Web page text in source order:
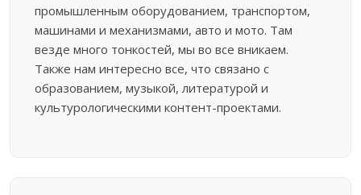
промышленным оборудованием, транспортом,
машинами и механизмами, авто и мото. Там
везде много тонкостей, мы во все вникаем.
Также нам интересно все, что связано с
образованием, музыкой, литературой и
культурологическими контент-проектами.